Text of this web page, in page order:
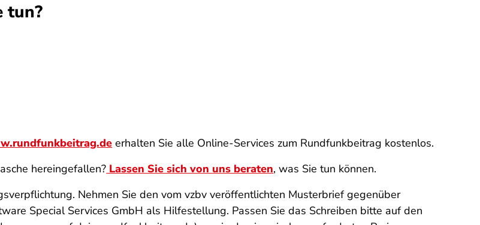
tun?
erhalten Sie alle Online-Services zum Rundfunkbeitrag kostenlos.
hereingefallen? Lassen Sie sich von uns beraten, was Sie tun können.
Nehmen Sie den vom vzbv veröffentlichten Musterbrief gegenüber
Special Services GmbH als Hilfestellung. Passen Sie das Schreiben bitte auf den